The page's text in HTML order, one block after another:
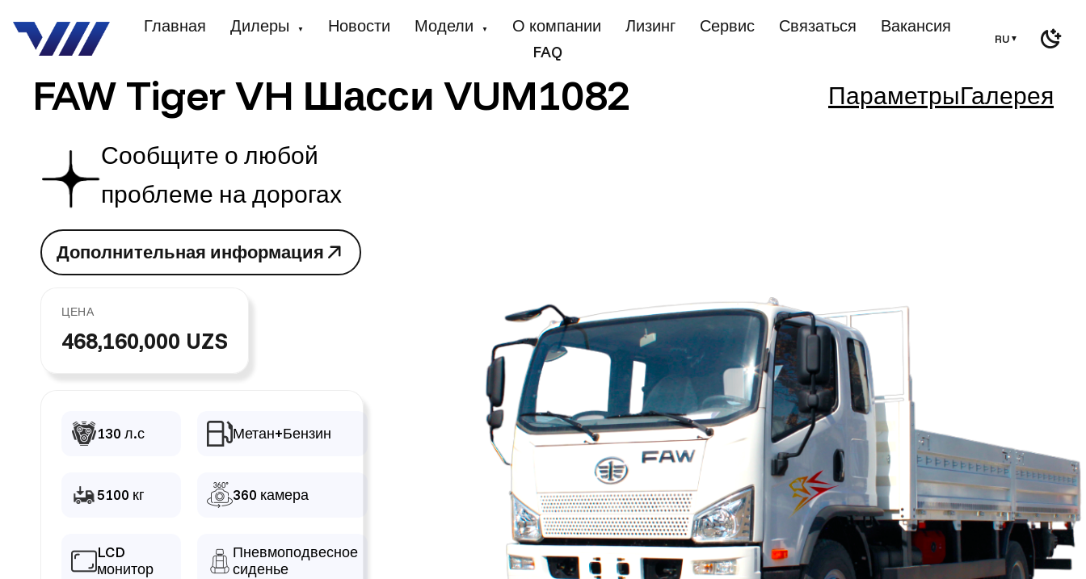
Главная Дилеры ▼ Новости Модели ▼ О компании Лизинг Сервис Связаться
Вакансия
FAQ
RU ▼
FAW Tiger VH Шасси VUM1082 ПараметрыГалерея
Сообщите о любой
проблеме на дорогах
Дополнительная информация
Дополнительнаяинформация
ЦЕНА
468,160,000 UZS
130 л.с Метан+Бензин
5100 кг 360 камера
LCD
монитор
Пневмоподвесное
сиденье